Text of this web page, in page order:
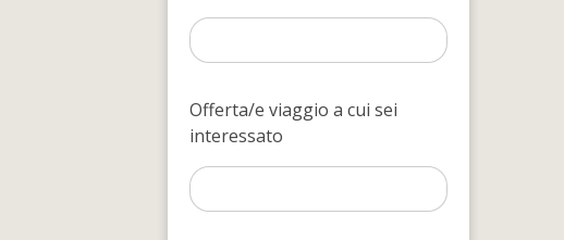
Offerta/e viaggio a cui sei
interessato